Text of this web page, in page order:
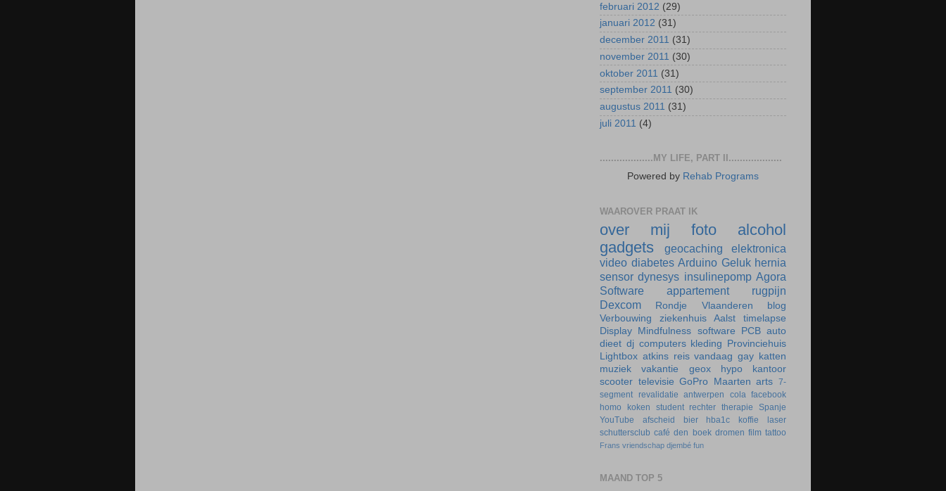
februari 2012 (29)
januari 2012 (31)
december 2011 (31)
november 2011 (30)
oktober 2011 (31)
september 2011 (30)
augustus 2011 (31)
juli 2011 (4)
...................MY LIFE, PART II...................
Powered by Rehab Programs
WAAROVER PRAAT IK
over mij foto
alcohol
gadgets
geocaching
elektronica
video diabetes Arduino Geluk hernia
sensor dynesys insulinepomp Agora
Software
appartement
rugpijn
Dexcom
Rondje Vlaanderen
blog
Verbouwing
ziekenhuis Aalst
timelapse
Display
Mindfulness software PCB auto
dieet dj computers kleding
Provinciehuis
Lightbox atkins reis vandaag gay katten
muziek
vakantie geox hypo
kantoor
scooter televisie GoPro Maarten arts 7-
segment revalidatie antwerpen cola facebook
homo
koken student rechter therapie
Spanje
YouTube
afscheid bier hba1c koffie
laser
schuttersclub café den boek dromen film tattoo
Frans vriendschap djembé fun
MAAND TOP 5